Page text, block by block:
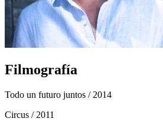
Filmografía
Todo un futuro juntos / 2014
Circus / 2011